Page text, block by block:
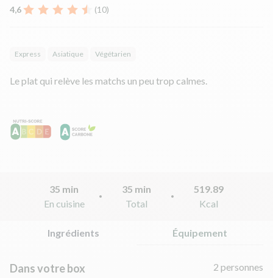
4,6 (10)
Express Asiatique Végétarien
Le plat qui relève les matchs un peu trop calmes.
35 min
En cuisine
35 min
Total
519.89
Kcal
Ingrédients Équipement
Dans votre box
2 personnes